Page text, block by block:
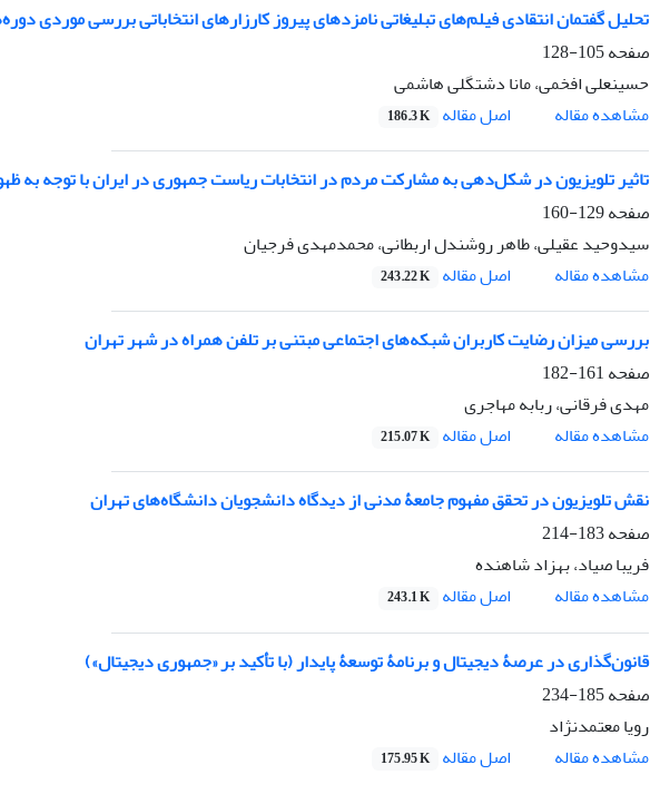
تحلیل گفتمان انتقادی فیلم‌های تبلیغاتی نامزدهای پیروز کارزارهای انتخاباتی بررسی موردی
صفحه105-128
حسینعلی افخمی، مانا دشتگلی هاشمی
مشاهده مقاله
اصل مقاله 186.3 K
تاثیر تلویزیون در شکل‌دهی به مشارکت مردم در انتخابات ریاست جمهوری در ایران با توجه به
صفحه129-160
سیدوحید عقیلی، طاهر روشندل اربطانی، محمدمهدی فرجیان
مشاهده مقاله
اصل مقاله 243.22 K
بررسی میزان رضایت کاربران شبکه‌های اجتماعی مبتنی بر تلفن همراه در شهر تهران
صفحه161-182
مهدی فرقانی، ربابه مهاجری
مشاهده مقاله
اصل مقاله 215.07 K
نقش تلویزیون در تحقق مفهوم جامعۀ مدنی از دیدگاه دانشجویان دانشگاه‌های تهران
صفحه183-214
فریبا صیاد، بهزاد شاهنده
مشاهده مقاله
اصل مقاله 243.1 K
قانون‌گذاری در عرصۀ دیجیتال و برنامۀ توسعۀ پایدار (با تأکید بر «جمهوری دیجیتال»)
صفحه185-234
رویا معتمدنژاد
مشاهده مقاله
اصل مقاله 175.95 K